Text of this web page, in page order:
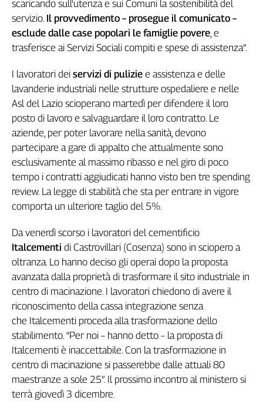
Emilia-
Romagna
Friuli
Venezia
Lazio
Liguria
Lombardia
Marche
Piemonte
Puglia
Sardegna
Sicilia
Toscana
Trentino
Umbria
Valle
Archivio
Storico
1955-
2014
Cerca
scaricando sull'utenza e sui Comuni la sostenibilità del
servizio. Il provvedimento – prosegue il comunicato –
esclude dalle case popolari le famiglie povere, e
trasferisce ai Servizi Sociali compiti e spese di assistenza”.
I lavoratori dei servizi di pulizie e assistenza e delle
lavanderie industriali nelle strutture ospedaliere e nelle
Asl del Lazio scioperano martedì per difendere il loro
posto di lavoro e salvaguardare il loro contratto. Le
aziende, per poter lavorare nella sanità, devono
partecipare a gare di appalto che attualmente sono
esclusivamente al massimo ribasso e nel giro di poco
tempo i contratti aggiudicati hanno visto ben tre spending
review. La legge di stabilità che sta per entrare in vigore
comporta un ulteriore taglio del 5%.
Da venerdì scorso i lavoratori del cementificio
Italcementi di Castrovillari (Cosenza) sono in sciopero a
oltranza. Lo hanno deciso gli operai dopo la proposta
avanzata dalla proprietà di trasformare il sito industriale in
centro di macinazione. I lavoratori chiedono di avere il
riconoscimento della cassa integrazione senza
che Italcementi proceda alla trasformazione dello
stabilimento. “Per noi – hanno detto – la proposta di
Italcementi è inaccettabile. Con la trasformazione in
centro di macinazione si passerebbe dalle attuali 80
maestranze a sole 25”. Il prossimo incontro al ministero si
terrà giovedì 3 dicembre.